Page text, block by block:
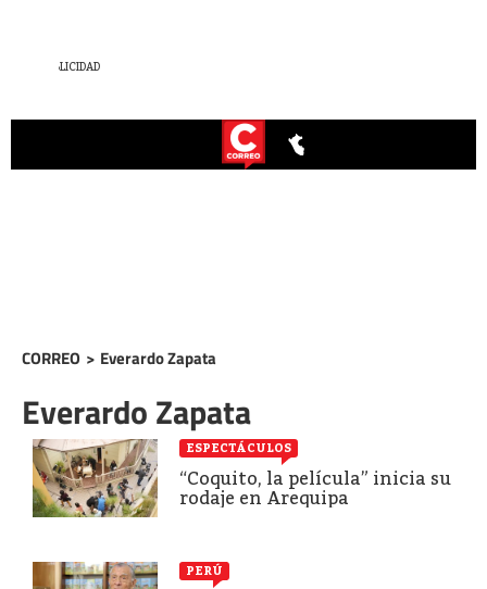
CORREO > Everardo Zapata
Everardo Zapata
ESPECTÁCULOS
“Coquito, la película” inicia su
rodaje en Arequipa
PERÚ